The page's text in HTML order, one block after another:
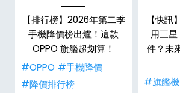
【排行榜】2026年第二季
手機降價榜出爐！這款
OPPO 旗艦超划算！
#OPPO #手機降價
#降價排行榜
【快訊
用三
件？未
#旗艦機